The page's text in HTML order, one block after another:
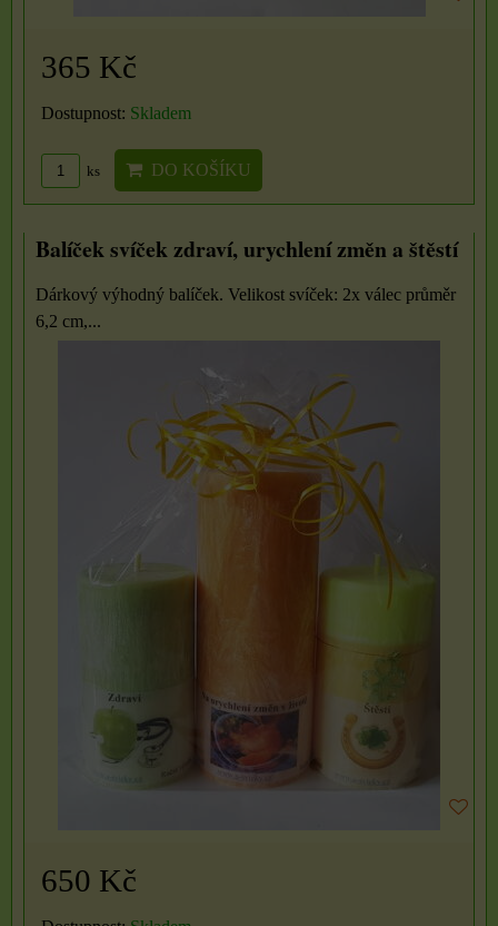
365 Kč
Dostupnost: Skladem
ks DO KOŠÍKU
Balíček svíček zdraví, urychlení změn a štěstí
Dárkový výhodný balíček. Velikost svíček: 2x válec průměr
6,2 cm,...
650 Kč